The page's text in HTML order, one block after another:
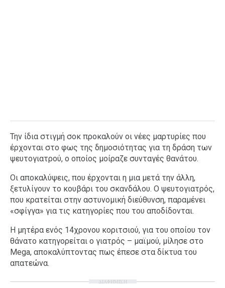
Την ίδια στιγμή σοκ προκαλούν οι νέες μαρτυρίες που
έρχονται στο φως της δημοσιότητας για τη δράση των
ψευτογιατρού, ο οποίος μοίραζε συνταγές θανάτου.
Οι αποκαλύψεις, που έρχονται η μια μετά την άλλη,
ξετυλίγουν το κουβάρι του σκανδάλου. Ο ψευτογιατρός,
που κρατείται στην αστυνομική διεύθυνση, παραμένει
«σφίγγα» για τις κατηγορίες που του αποδίδονται.
Η μητέρα ενός 14χρονου κοριτσιού, για του οποίου τον
θάνατο κατηγορείται ο γιατρός – μαϊμού, μίλησε στο
Mega, αποκαλύπτοντας πως έπεσε στα δίκτυα του
απατεώνα.
ΔΙΑΦΗΜΙΣΗ